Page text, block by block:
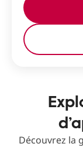
Découvrez la